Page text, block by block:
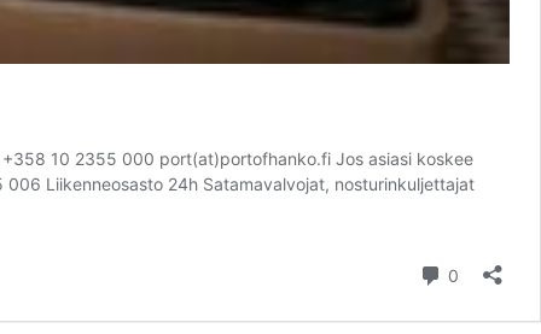
+358 10 2355 000 port(at)portofhanko.fi Jos asiasi koskee
Liikenneosasto 24h Satamavalvojat, nosturinkuljettajat
0